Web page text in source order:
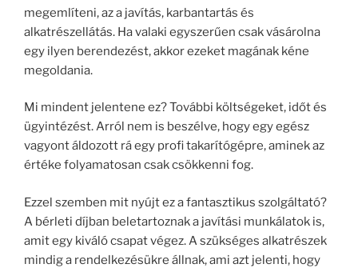
megemlíteni, az a javítás, karbantartás és
alkatrészellátás. Ha valaki egyszerűen csak vásárolna
egy ilyen berendezést, akkor ezeket magának kéne
megoldania.
Mi mindent jelentene ez? További költségeket, időt és
ügyintézést. Arról nem is beszélve, hogy egy egész
vagyont áldozott rá egy profi takarítógépre, aminek az
értéke folyamatosan csak csökkenni fog.
Ezzel szemben mit nyújt ez a fantasztikus szolgáltató?
A bérleti díjban beletartoznak a javítási munkálatok is,
amit egy kiváló csapat végez. A szükséges alkatrészek
mindig a rendelkezésükre állnak, ami azt jelenti, hogy